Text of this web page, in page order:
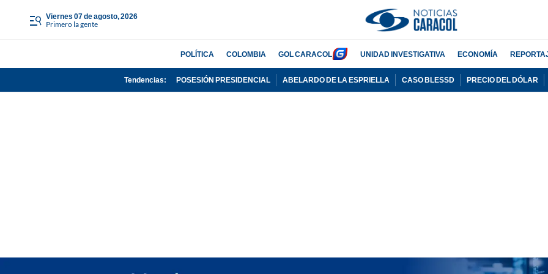
viernes 07 de agosto, 2026
Primero la gente
POLÍTICA COLOMBIA GOL CARACOL UNIDAD INVESTIGATIVA ECONOMÍA
Tendencias: POSESIÓN PRESIDENCIAL ABELARDO DE LA ESPRIELLA CASO BLESSD PRECIO DEL DÓLAR